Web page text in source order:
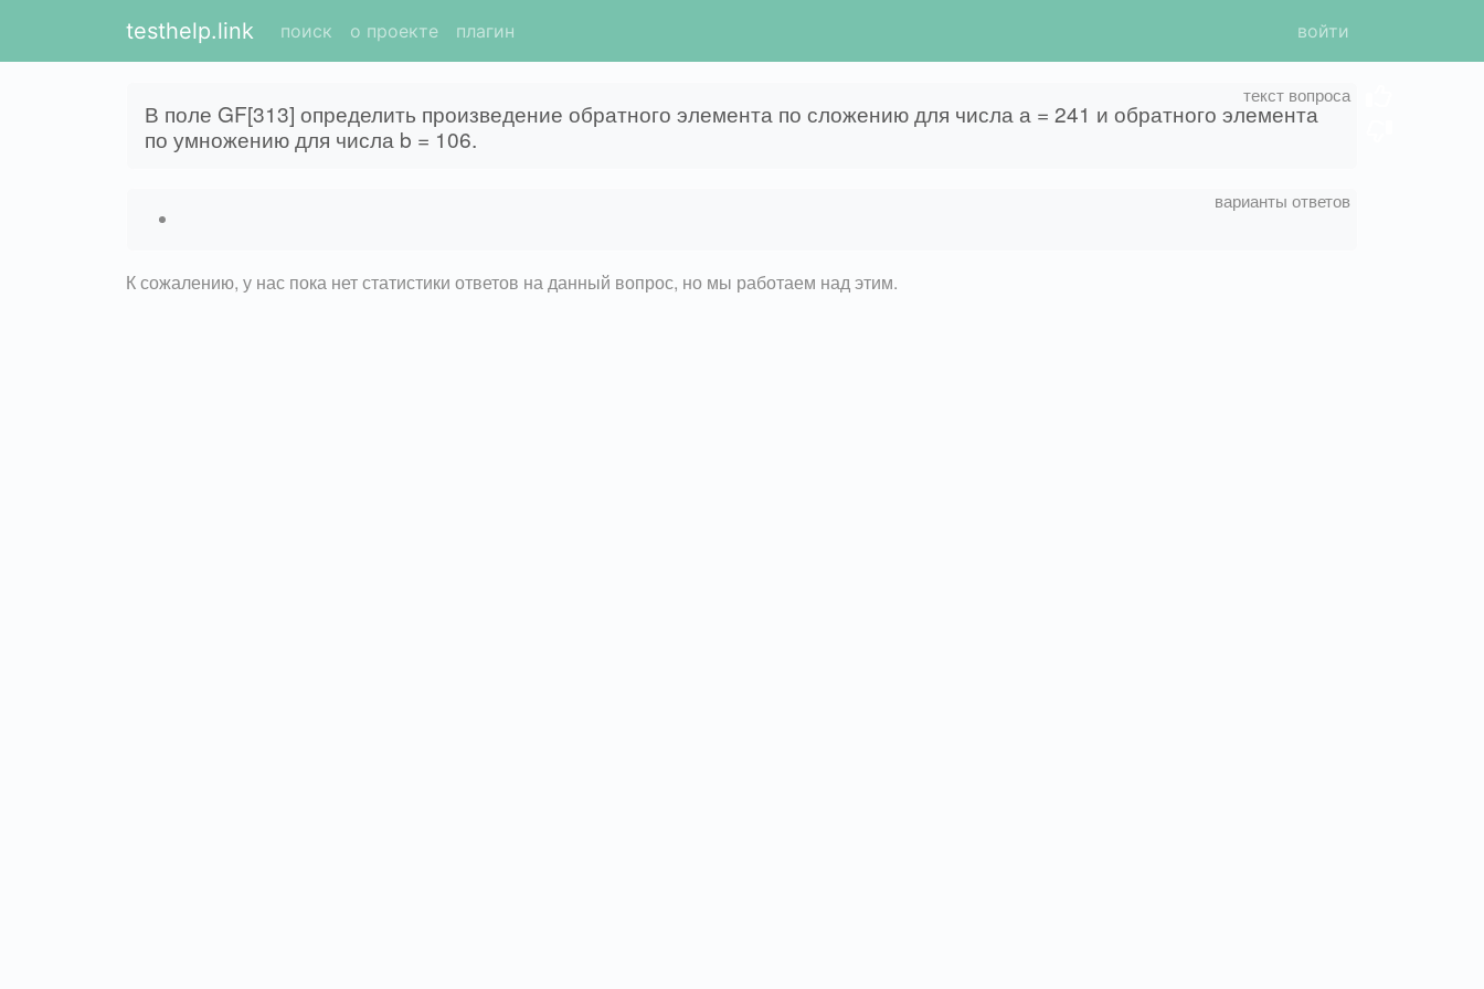
testhelp.link поиск о проекте плагин войти
В поле GF[313] определить произведение обратного элемента по сложению для числа а = 241 и обратного элемента
по умножению для числа b = 106.
К сожалению, у нас пока нет статистики ответов на данный вопрос, но мы работаем над этим.